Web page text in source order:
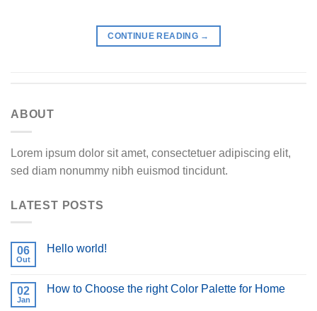
CONTINUE READING →
ABOUT
Lorem ipsum dolor sit amet, consectetuer adipiscing elit,
sed diam nonummy nibh euismod tincidunt.
LATEST POSTS
06
Out
Hello world!
02
Jan
How to Choose the right Color Palette for Home